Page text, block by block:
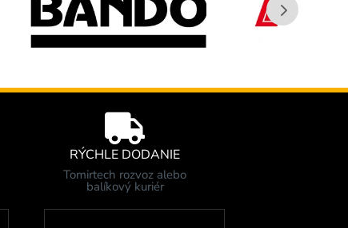

RÝCHLE DODANIE
Tomirtech rozvoz alebo
balíkový kuriér